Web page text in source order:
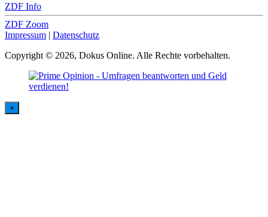
ZDF Info
ZDF Zoom
Impressum | Datenschutz
Copyright © 2026, Dokus Online. Alle Rechte vorbehalten.
×